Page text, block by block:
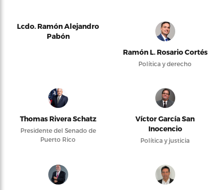
Lcdo. Ramón Alejandro
Pabón
Ramón L. Rosario Cortés
Política y derecho
Thomas Rivera Schatz
Presidente del Senado de
Puerto Rico
Víctor García San
Inocencio
Política y justicia